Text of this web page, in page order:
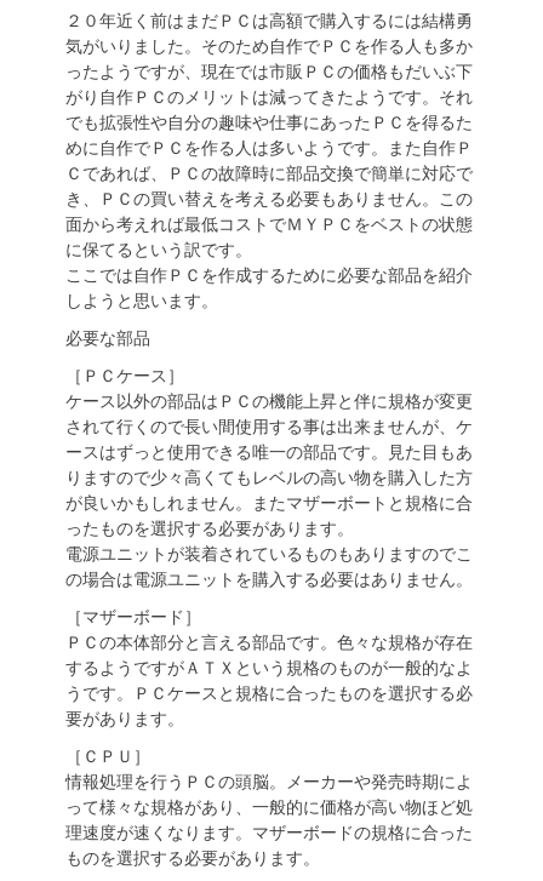
日
者
２０年近く前はまだＰＣは高額で購入するには結構勇
気がいりました。そのため自作でＰＣを作る人も多か
ったようですが、現在では市販ＰＣの価格もだいぶ下
がり自作ＰＣのメリットは減ってきたようです。それ
でも拡張性や自分の趣味や仕事にあったＰＣを得るた
めに自作でＰＣを作る人は多いようです。また自作Ｐ
Ｃであれば、ＰＣの故障時に部品交換で簡単に対応で
き、ＰＣの買い替えを考える必要もありません。この
面から考えれば最低コストでＭＹＰＣをベストの状態
に保てるという訳です。
ここでは自作ＰＣを作成するために必要な部品を紹介
しようと思います。
必要な部品
［ＰＣケース］
ケース以外の部品はＰＣの機能上昇と伴に規格が変更
されて行くので長い間使用する事は出来ませんが、ケ
ースはずっと使用できる唯一の部品です。見た目もあ
りますので少々高くてもレベルの高い物を購入した方
が良いかもしれません。またマザーボートと規格に合
ったものを選択する必要があります。
電源ユニットが装着されているものもありますのでこ
の場合は電源ユニットを購入する必要はありません。
［マザーボード］
ＰＣの本体部分と言える部品です。色々な規格が存在
するようですがＡＴＸという規格のものが一般的なよ
うです。ＰＣケースと規格に合ったものを選択する必
要があります。
［ＣＰＵ］
情報処理を行うＰＣの頭脳。メーカーや発売時期によ
って様々な規格があり、一般的に価格が高い物ほど処
理速度が速くなります。マザーボードの規格に合った
ものを選択する必要があります。